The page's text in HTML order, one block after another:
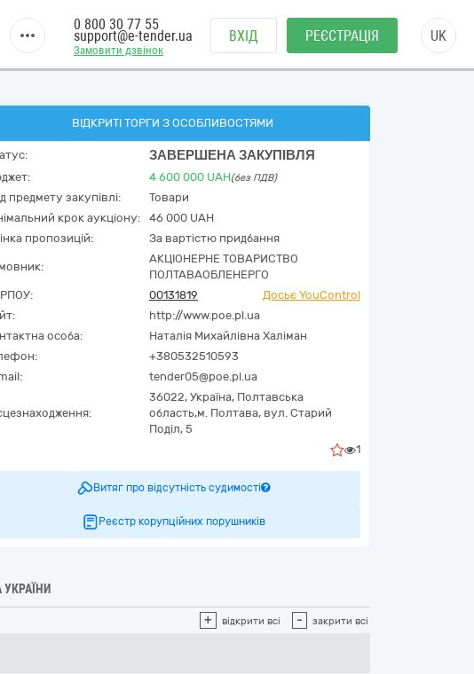
Замовити дзвінок
0 800 30 77 55
support@e-tender.ua ВХІД РЕЄСТРАЦІЯ UK
ВІДКРИТІ ТОРГИ З ОСОБЛИВОСТЯМИ
ЗАВЕРШЕНА ЗАКУПІВЛЯ
4 600 000 UAH(без ПДВ)
предмету закупівлі:
Товари
крок аукціону:
46 000 UAH
пропозицій:
За вартістю придбання
АКЦІОНЕРНЕ ТОВАРИСТВО
ПОЛТАВАОБЛЕНЕРГО
00131819
Досьє YouControl
http://www.poe.pl.ua
особа:
Наталія Михайлівна Халіман
+380532510593
tender05@poe.pl.ua
36022, Україна, Полтавська
область,м. Полтава, вул. Старий
Поділ, 5
1
Витяг про відсутність судимості
Реєстр корупційних порушників
+ відкрити всі - закрити всі